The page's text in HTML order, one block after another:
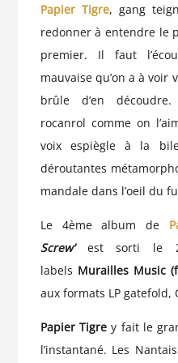
Papier Tigre, gang
redonner à entendre le
premier. Il faut
mauvaise qu’on a à voir
brûle d’en
rocanrol comme on
voix espiègle à la
déroutantes
mandale dans l’oeil du
Le 4ème album de
Screw’ est sorti le
labels Murailles Music
aux formats LP gatefold,
Papier Tigre y fait le
l’instantané. Les